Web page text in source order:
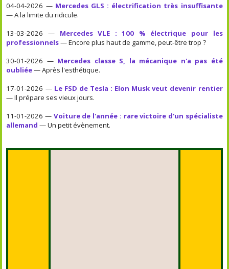
04-04-2026 — Mercedes GLS : électrification très insuffisante
— A la limite du ridicule.
13-03-2026 — Mercedes VLE : 100 % électrique pour les
professionnels— Encore plus haut de gamme, peut-être trop ?
30-01-2026 — Mercedes classe S, la mécanique n'a pas été
oubliée— Après l'esthétique.
17-01-2026 — Le FSD de Tesla : Elon Musk veut devenir rentier
— Il prépare ses vieux jours.
11-01-2026 — Voiture de l'année : rare victoire d'un spécialiste
allemand — Un petit évènement.